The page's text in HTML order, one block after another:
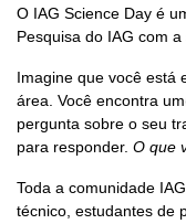
O IAG Science Day é
Pesquisa do IAG com
Imagine que você está
área. Você encontra
pergunta sobre o seu
para responder. O que
Toda a comunidade
técnico, estudantes de